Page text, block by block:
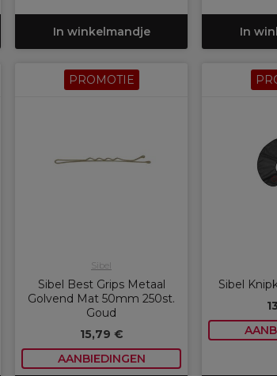
In winkelmandje In
PROMOTIE
Sibel
Sibel Best Grips Metaal
Golvend Mat 50mm 250st.
Goud
15,79 €
AANBIEDINGEN
Sibel